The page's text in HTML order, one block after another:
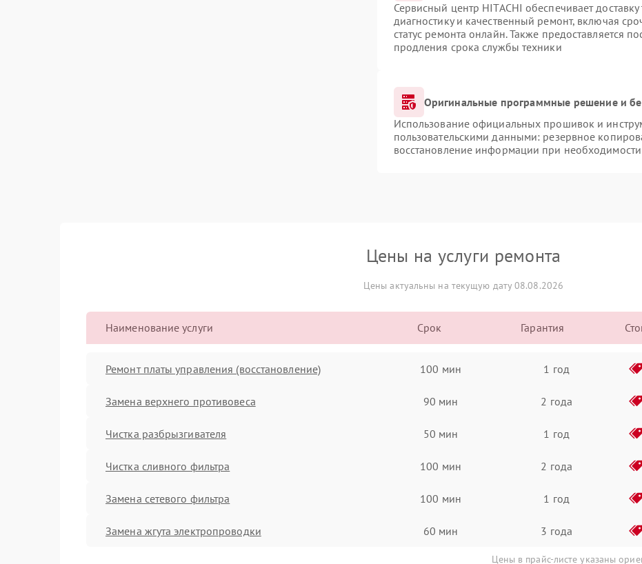
Сервисный центр HITACHI обеспечивает
диагностику и качественный ремонт, включая
статус ремонта онлайн. Также предоставляется
продления срока службы техники
Оригинальные программные решение и
Использование официальных прошивок и
пользовательскими данными: резервное
восстановление информации при необходимости
Цены на услуги ремонта
Цены актуальны на текущую дату 08.08.2026
Наименование услуги Срок Гарантия
Ремонт платы управления (восстановление) 100 мин 1 год
Замена верхнего противовеса 90 мин 2 года
Чистка разбрызгивателя 50 мин 1 год
Чистка сливного фильтра 100 мин 2 года
Замена сетевого фильтра 100 мин 1 год
Замена жгута электропроводки 60 мин 3 года
Цены в прайс-листе указаны